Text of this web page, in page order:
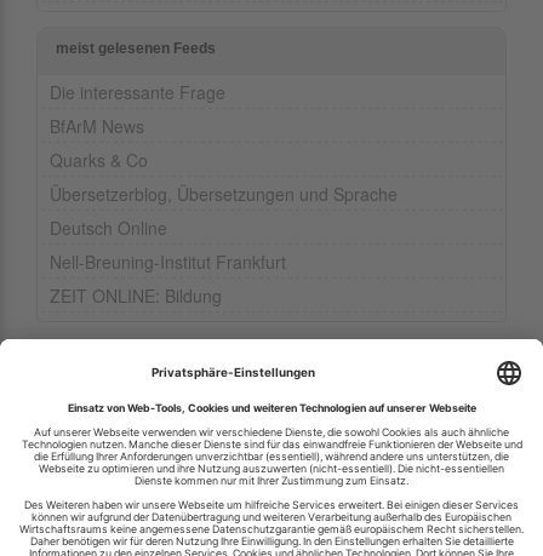
meist gelesenen Feeds
Die interessante Frage
BfArM News
Quarks & Co
Übersetzerblog, Übersetzungen und Sprache
Deutsch Online
Nell-Breuning-Institut Frankfurt
ZEIT ONLINE: Bildung
Ihren RSS-Feed veröffentlichen
RSS-Verzeichnis.de © 2003-2026